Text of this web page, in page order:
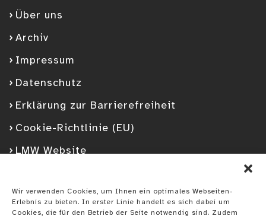
Wir verwenden Cookies, um Ihnen ein optimales Webseiten-
Erlebnis zu bieten. In erster Linie handelt es sich dabei um
Cookies, die für den Betrieb der Seite notwendig sind. Zudem
Über uns
Archiv
Impressum
Datenschutz
Erklärung zur Barrierefreiheit
Cookie-Richtlinie (EU)
LMW Website
FacebookGoogleplusYouTubeInstagramSpotify